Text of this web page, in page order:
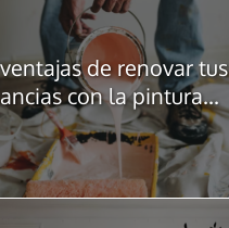
de renovar tus
con la pintura...